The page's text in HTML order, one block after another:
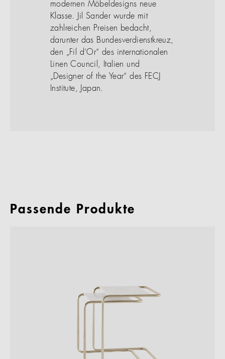
modernen Möbeldesigns neue
Klasse. Jil Sander wurde mit
zahlreichen Preisen bedacht,
darunter das Bundesverdienstkreuz,
den „Fil d’Or“ des internationalen
Linen Council, Italien und
„Designer of the Year“ des FECJ
Institute, Japan.
Passende Produkte